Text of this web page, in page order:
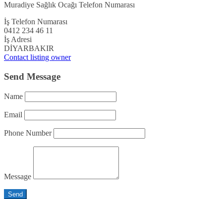
Muradiye Sağlık Ocağı Telefon Numarası
İş Telefon Numarası
0412 234 46 11
İş Adresi
DİYARBAKIR
Contact listing owner
Send Message
Name
Email
Phone Number
Message